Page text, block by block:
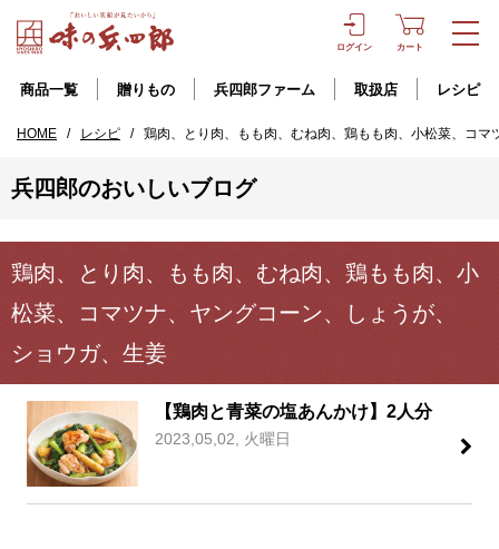
ログイン カート
商品一覧 贈りもの 兵四郎ファーム 取扱店 レシピ
HOME / レシピ / 鶏肉、とり肉、もも肉、むね肉、鶏もも肉、小松菜、コ
兵四郎のおいしいブログ
鶏肉、とり肉、もも肉、むね肉、鶏もも肉、小
松菜、コマツナ、ヤングコーン、しょうが、
ショウガ、生姜
【鶏肉と青菜の塩あんかけ】2人分
2023,05,02, 火曜日